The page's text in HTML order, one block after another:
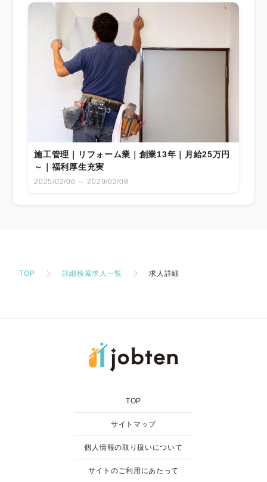
施工管理｜リフォーム業｜創業13年｜月給25万円
～｜福利厚生充実
2025/02/06 ～ 2029/02/08
TOP 詳細検索求人一覧 求人詳細
TOP
サイトマップ
個人情報の取り扱いについて
サイトのご利用にあたって